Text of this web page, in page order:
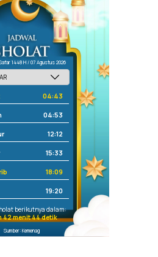
1448 H / 07 Agustus 2026
04:43
04:53
12:12
15:33
18:09
19:20
berikutnya dalam:
42 menit 43 detik
Sumber: Kemenag